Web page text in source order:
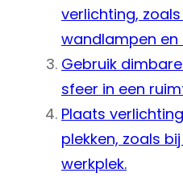
verlichting,
wandlampen
Gebruik
sfeer in een
Plaats
plekken, zoals
werkplek.